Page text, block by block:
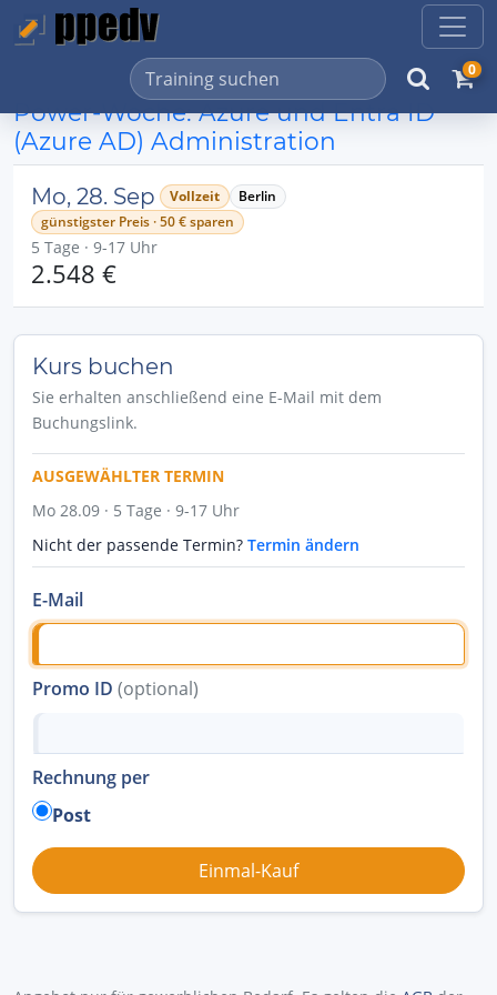
0
Power-Woche: Azure und Entra ID
(Azure AD) Administration
Mo, 28. Sep Vollzeit
Berlin
günstigster Preis · 50 € sparen
5 Tage · 9-17 Uhr
2.548 €
Kurs buchen
Sie erhalten anschließend eine E-Mail mit dem
Buchungslink.
AUSGEWÄHLTER TERMIN
Mo 28.09 · 5 Tage · 9-17 Uhr
Nicht der passende Termin? Termin ändern
E-Mail
Promo ID (optional)
Rechnung per
Post